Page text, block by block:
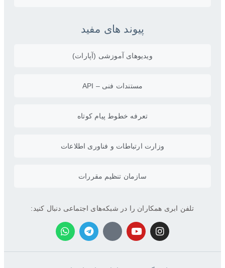
پیوند های مفید
ویدیو‌های آموزشی (آپارات)
مستندات فنی – API
تعرفه خطوط پیام کوتاه
وزارت ارتباطات و فناوری اطلاعات
سازمان تنظیم مقررات
تلفن ابری همکاران را در شبکه‌های اجتماعی دنبال کنید: